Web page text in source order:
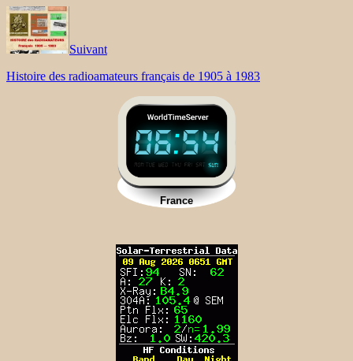
Suivant
Histoire des radioamateurs français de 1905 à 1983